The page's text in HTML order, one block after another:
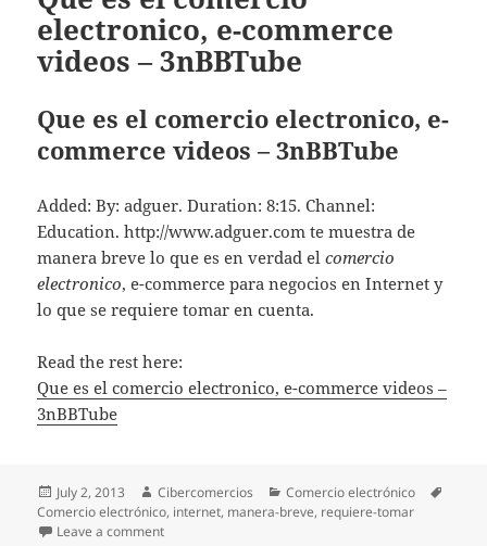
electronico, e-commerce
videos – 3nBBTube
Que es el comercio electronico, e-
commerce videos – 3nBBTube
Added: By: adguer. Duration: 8:15. Channel:
Education. http://www.adguer.com te muestra de
manera breve lo que es en verdad elcomercio
electronico, e-commerce para negocios en Internet y
lo que se requiere tomar en cuenta.
Read the rest here:
Que es el comercio electronico, e-commerce videos –
3nBBTube
Posted
on
July 2, 2013 Author
Cibercomercios Categories
Comercio electrónico
Comercio electrónico, internet, manera-breve, requiere-tomar
Leave a comment